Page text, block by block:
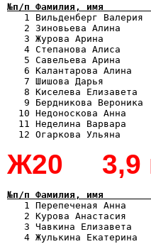
№п/п Фамилия, имя
1 Вильденберг
2 Зиновьева Алина
3 Журова Арина
4 Степанова Алиса
5 Савельева Арина
6 Калантарова
7 Шишова Дарья
8 Киселева
9 Бердникова
10 Недоноскова Анна
11 Неделина Варвара
Ж20 3,9
№п/п Фамилия, имя
1 Перепеченая
2 Курова Анастасия
3 Чавкина
4 Жулькина